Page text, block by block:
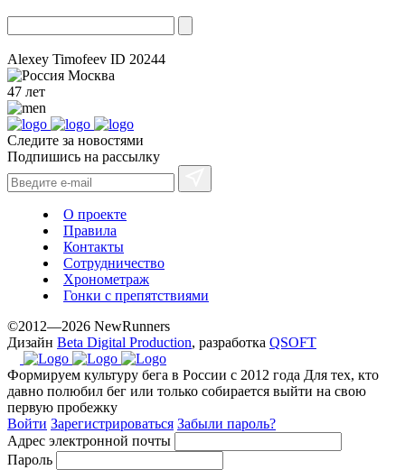
Alexey Timofeev ID 20244
Москва
47 лет
Следите за новостями
Подпишись на рассылку
О проекте
Правила
Контакты
Сотрудничество
Хронометраж
Гонки с препятствиями
©2012—2026 NewRunners
Дизайн Beta Digital Production, разработка QSOFT
Формируем культуру бега в России с 2012 года Для тех, кто
давно полюбил бег или только собирается выйти на свою
первую пробежку
Войти Зарегистрироваться Забыли пароль?
Адрес электронной почты
Пароль